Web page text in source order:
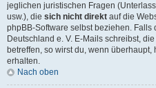
jeglichen juristischen Fragen
usw.), die sich nicht direkt auf die
phpBB-Software selbst beziehen.
Deutschland e. V. E-Mails schreibst, die
betreffen, so wirst du, wenn
erhalten.
Nach oben